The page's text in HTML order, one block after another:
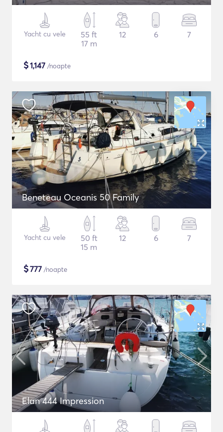
Yacht cu vele
55 ft
17 m
12 6 7
$1,147 /noapte
Beneteau Oceanis 50 Family
Yacht cu vele
50 ft
15 m
12 6 7
$777 /noapte
Elan 444 Impression